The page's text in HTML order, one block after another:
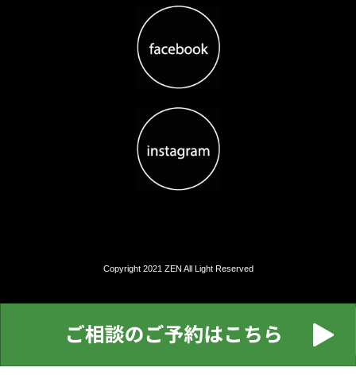
Copyright 2021 ZEN All Light Reserved